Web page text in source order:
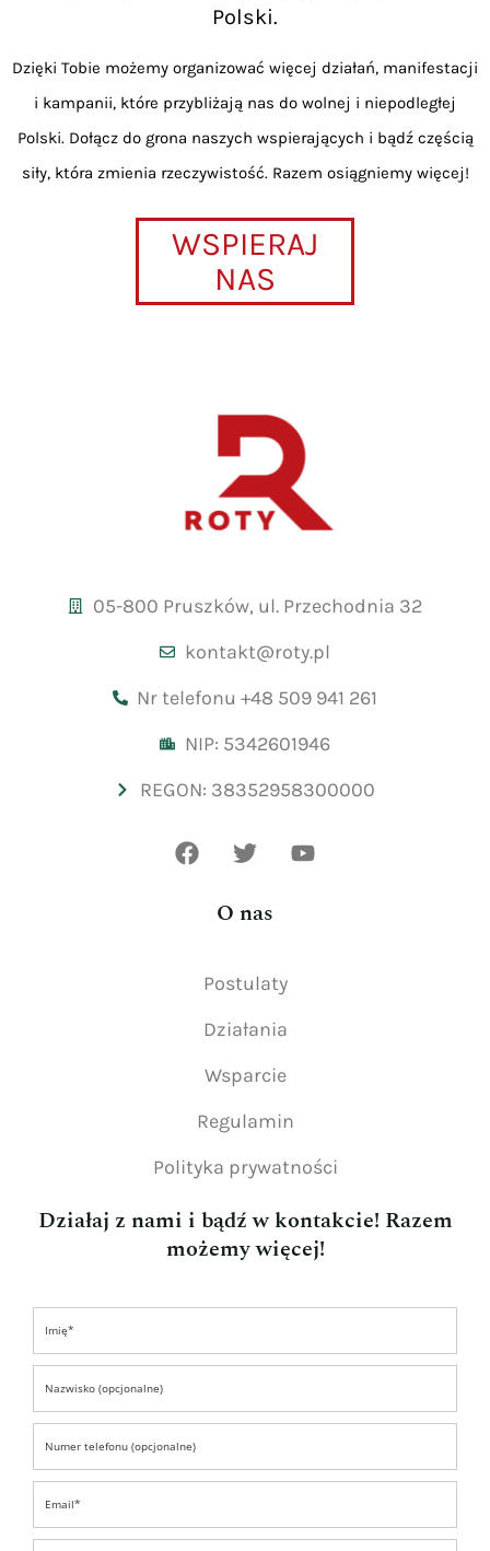
Polski.
Dzięki Tobie możemy organizować więcej działań, manifestacji
i kampanii, które przybliżają nas do wolnej i niepodległej
Polski. Dołącz do grona naszych wspierających i bądź częścią
siły, która zmienia rzeczywistość. Razem osiągniemy więcej!
WSPIERAJ
NAS
05-800 Pruszków, ul. Przechodnia 32
kontakt@roty.pl
Nr telefonu +48 509 941 261
NIP: 5342601946
REGON: 38352958300000
O nas
Postulaty
Działania
Wsparcie
Regulamin
Polityka prywatności
Działaj z nami i bądź w kontakcie! Razem
możemy więcej!